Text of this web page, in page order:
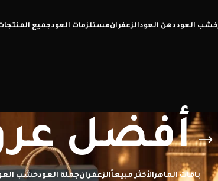
خشب العوددهن العودالزعفرانمستلزمات العودجميع
أفضل
باقات الماهرالأكثر مبيعاًالزعفرانجملة العودخشب